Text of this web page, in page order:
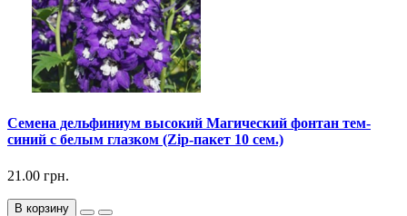
Семена дельфиниум высокий Магический фонтан тем-
синий с белым глазком (Zip-пакет 10 сем.)
21.00 грн.
В корзину